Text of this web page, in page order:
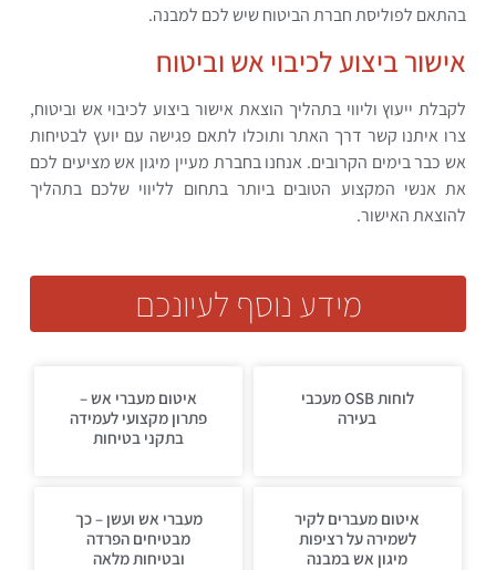
בהתאם לפוליסת חברת הביטוח שיש לכם למבנה.
אישור ביצוע לכיבוי אש וביטוח
לקבלת ייעוץ וליווי בתהליך הוצאת אישור ביצוע לכיבוי אש וביטוח,
צרו איתנו קשר דרך האתר ותוכלו לתאם פגישה עם יועץ לבטיחות
אש כבר בימים הקרובים. אנחנו בחברת מעיין מיגון אש מציעים לכם
את אנשי המקצוע הטובים ביותר בתחום לליווי שלכם בתהליך
להוצאת האישור.
מידע נוסף לעיונכם
לוחות OSB מעכבי
בעירה
איטום מעברי אש –
פתרון מקצועי לעמידה
בתקני בטיחות
איטום מעברים לקיר
לשמירה על רציפות
מיגון אש במבנה
מעברי אש ועשן – כך
מבטיחים הפרדה
ובטיחות מלאה